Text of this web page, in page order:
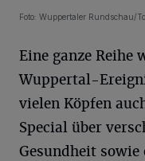
Foto: Wuppertaler Rundschau/
Eine ganze Reihe
Wuppertal-
vielen Köpfen
Special über
Gesundheit